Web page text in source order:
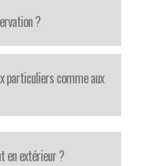
?
particuliers comme aux
en extérieur ?